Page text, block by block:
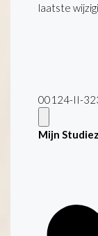
laatste
00124-II-
Mijn